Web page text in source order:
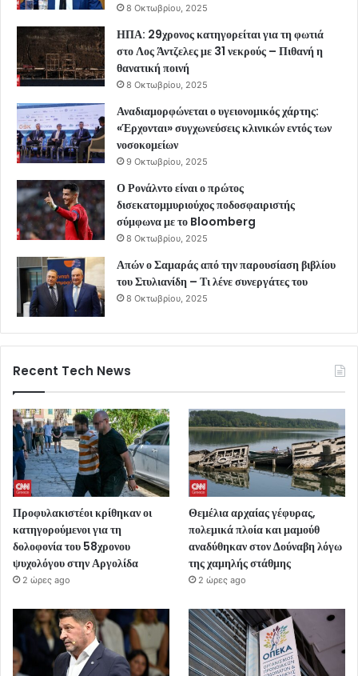
8 Οκτωβρίου, 2025
ΗΠΑ: 29χρονος κατηγορείται για τη φωτιά
στο Λος Άντζελες με 31 νεκρούς – Πιθανή η
θανατική ποινή
8 Οκτωβρίου, 2025
Αναδιαμορφώνεται ο υγειονομικός χάρτης:
«Έρχονται» συγχωνεύσεις κλινικών εντός των
νοσοκομείων
9 Οκτωβρίου, 2025
Ο Ρονάλντο είναι ο πρώτος
δισεκατομμυριούχος ποδοσφαιριστής
σύμφωνα με το Bloomberg
8 Οκτωβρίου, 2025
Απών ο Σαμαράς από την παρουσίαση βιβλίου
του Στυλιανίδη – Τι λένε συνεργάτες του
8 Οκτωβρίου, 2025
Recent Tech News
Προφυλακιστέοι κρίθηκαν οι
κατηγορούμενοι για τη
δολοφονία του 58χρονου
ψυχολόγου στην Αργολίδα
2 ώρες ago
Θεμέλια αρχαίας γέφυρας,
πολεμικά πλοία και μαμούθ
αναδύθηκαν στον Δούναβη λόγω
της χαμηλής στάθμης
2 ώρες ago